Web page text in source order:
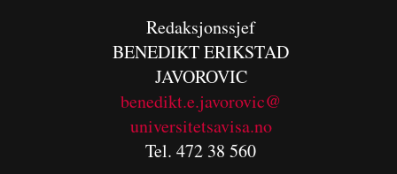
Redaksjonssjef
BENEDIKTERIKSTAD
JAVOROVIC
benedikt.e.javorovic@
universitetsavisa.no
Tel. 472 38 560